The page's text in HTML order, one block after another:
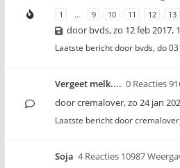
1 … 9 10 11 12 13
door bvds,zo 12 feb 2017,
Laatste bericht door bvds, do
Vergeet melk.... 0 Reacties
doorcremalover,zo 24 jan
Laatste bericht doorcremalover
Soja 4 Reacties 10987